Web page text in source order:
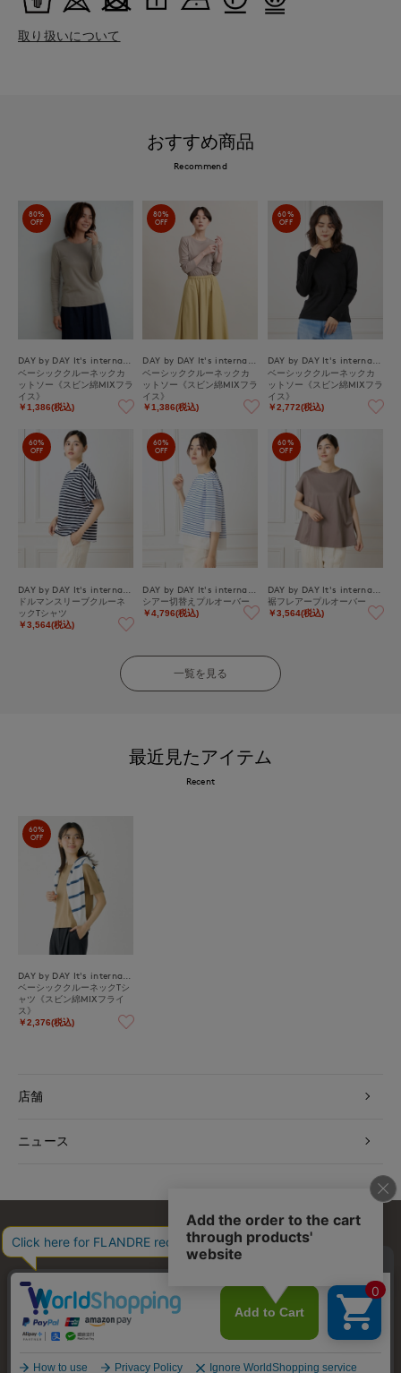
取り扱いについて
おすすめ商品
Recommend
80%
OFF
ベーシッククルーネックカ
ットソー《スビン綿MIXフラ
イス》
￥1,386(税込)
80%
OFF
ベーシッククルーネックカ
ットソー《スビン綿MIXフラ
イス》
￥1,386(税込)
60%
OFF
ベーシッククルーネックカ
ットソー《スビン綿MIXフラ
イス》
￥2,772(税込)
60%
OFF
ドルマンスリーブクルーネ
ックTシャツ
￥3,564(税込)
60%
OFF
シアー切替えプルオーバー
￥4,796(税込)
60%
OFF
裾フレアープルオーバー
￥3,564(税込)
一覧を見る
最近見たアイテム
Recent
60%
OFF
ベーシッククルーネックTシ
ャツ《スビン綿MIXフライ
ス》
￥2,376(税込)
店舗
ニュース
お問い合わせ 利用規約 会社概要 プライバシーポリシー
特定商取引・古物営業法に基づく表示 店舗リスト